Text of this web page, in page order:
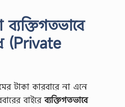
(Private
টাকা কারবারে না এনে
বাইরেব্যক্তিগতভাবে